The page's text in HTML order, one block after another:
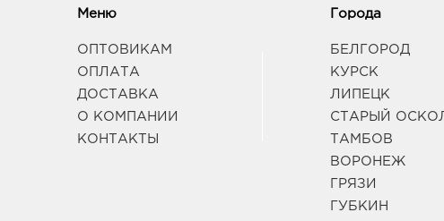
Меню
ОПТОВИКАМ
ОПЛАТА
ДОСТАВКА
О КОМПАНИИ
КОНТАКТЫ
Города
БЕЛГОРОД
КУРСК
ЛИПЕЦК
СТАРЫЙ ОСКОЛ
ТАМБОВ
ВОРОНЕЖ
ГРЯЗИ
ГУБКИН